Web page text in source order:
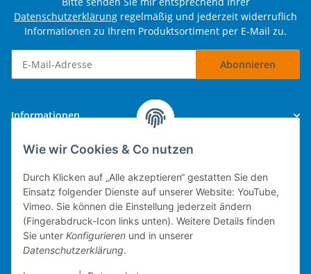
Wie wir Cookies & Co nutzen
Durch Klicken auf „Alle akzeptieren“ gestatten Sie den
Einsatz folgender Dienste auf unserer Website: YouTube,
Vimeo. Sie können die Einstellung jederzeit ändern
(Fingerabdruck-Icon links unten). Weitere Details finden
Sie unter Konfigurieren und in unserer
Datenschutzerklärung.
Datenschutzerklärung regelmäßig und jederzeit widerruflich
Informationen zu Ihrem Produktsortiment per E-Mail zu.
Abonnieren
Informationen
Gesetzliche Informationen
Technische Umsetzung.
mobiles Kassensystem